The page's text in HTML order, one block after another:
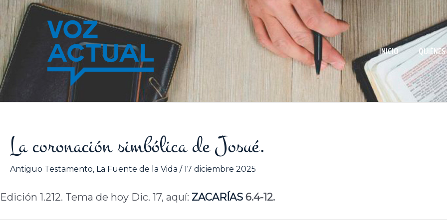
contenido
INICIO
La coronación simbólica de Josué.
Antiguo Testamento, La Fuente de la Vida /17 diciembre 2025
Edición 1.212. Tema de hoy Dic. 17, aquí: ZACARÍAS 6.4-12.